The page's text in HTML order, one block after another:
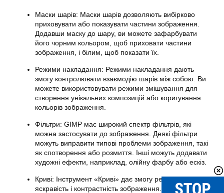
Маски шарів: Маски шарів дозволяють вибірково
приховувати або показувати частини зображення.
Додавши маску до шару, ви можете зафарбувати
його чорним кольором, щоб приховати частини
зображення, і білим, щоб показати їх.
Режими накладання: Режими накладання дають
змогу контролювати взаємодію шарів між собою. Ви
можете використовувати режими змішування для
створення унікальних композицій або коригування
кольорів зображення.
Фільтри: GIMP має широкий спектр фільтрів, які
можна застосувати до зображення. Деякі фільтри
можуть виправити типові проблеми зображення, такі
як спотворення або розмиття. Інші можуть додавати
художні ефекти, наприклад, олійну фарбу або ескіз.
Криві: Інструмент «Криві» дає змогу регулювати
яскравість і контрастність зображення. Маніпулюючи